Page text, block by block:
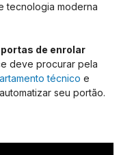
tecnologia moderna
de enrolar
deve procurar pela
técnico e
seu portão.